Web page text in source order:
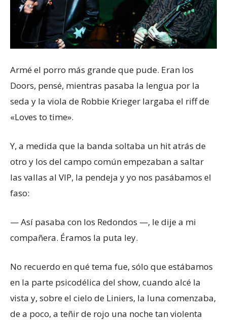
Armé el porro más grande que pude. Eran los
Doors, pensé, mientras pasaba la lengua por la
seda y la viola de Robbie Krieger largaba el riff de
«Loves to time».
Y, a medida que la banda soltaba un hit atrás de
otro y los del campo común empezaban a saltar
las vallas al VIP, la pendeja y yo nos pasábamos el
faso:
— Así pasaba con los Redondos —, le dije a mi
compañera. Éramos la puta ley.
No recuerdo en qué tema fue, sólo que estábamos
en la parte psicodélica del show, cuando alcé la
vista y, sobre el cielo de Liniers, la luna comenzaba,
de a poco, a teñir de rojo una noche tan violenta